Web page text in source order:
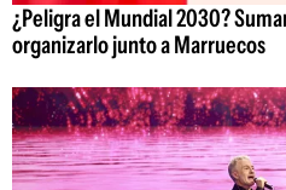
¿Peligra el Mundial 2030?
organizarlo junto a Marruecos